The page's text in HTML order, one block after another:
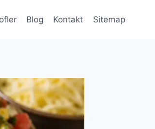
Blog Kontakt Sitemap